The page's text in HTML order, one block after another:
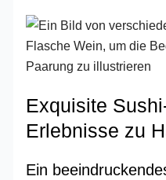
Exquisite
Erlebnisse zu
Ein